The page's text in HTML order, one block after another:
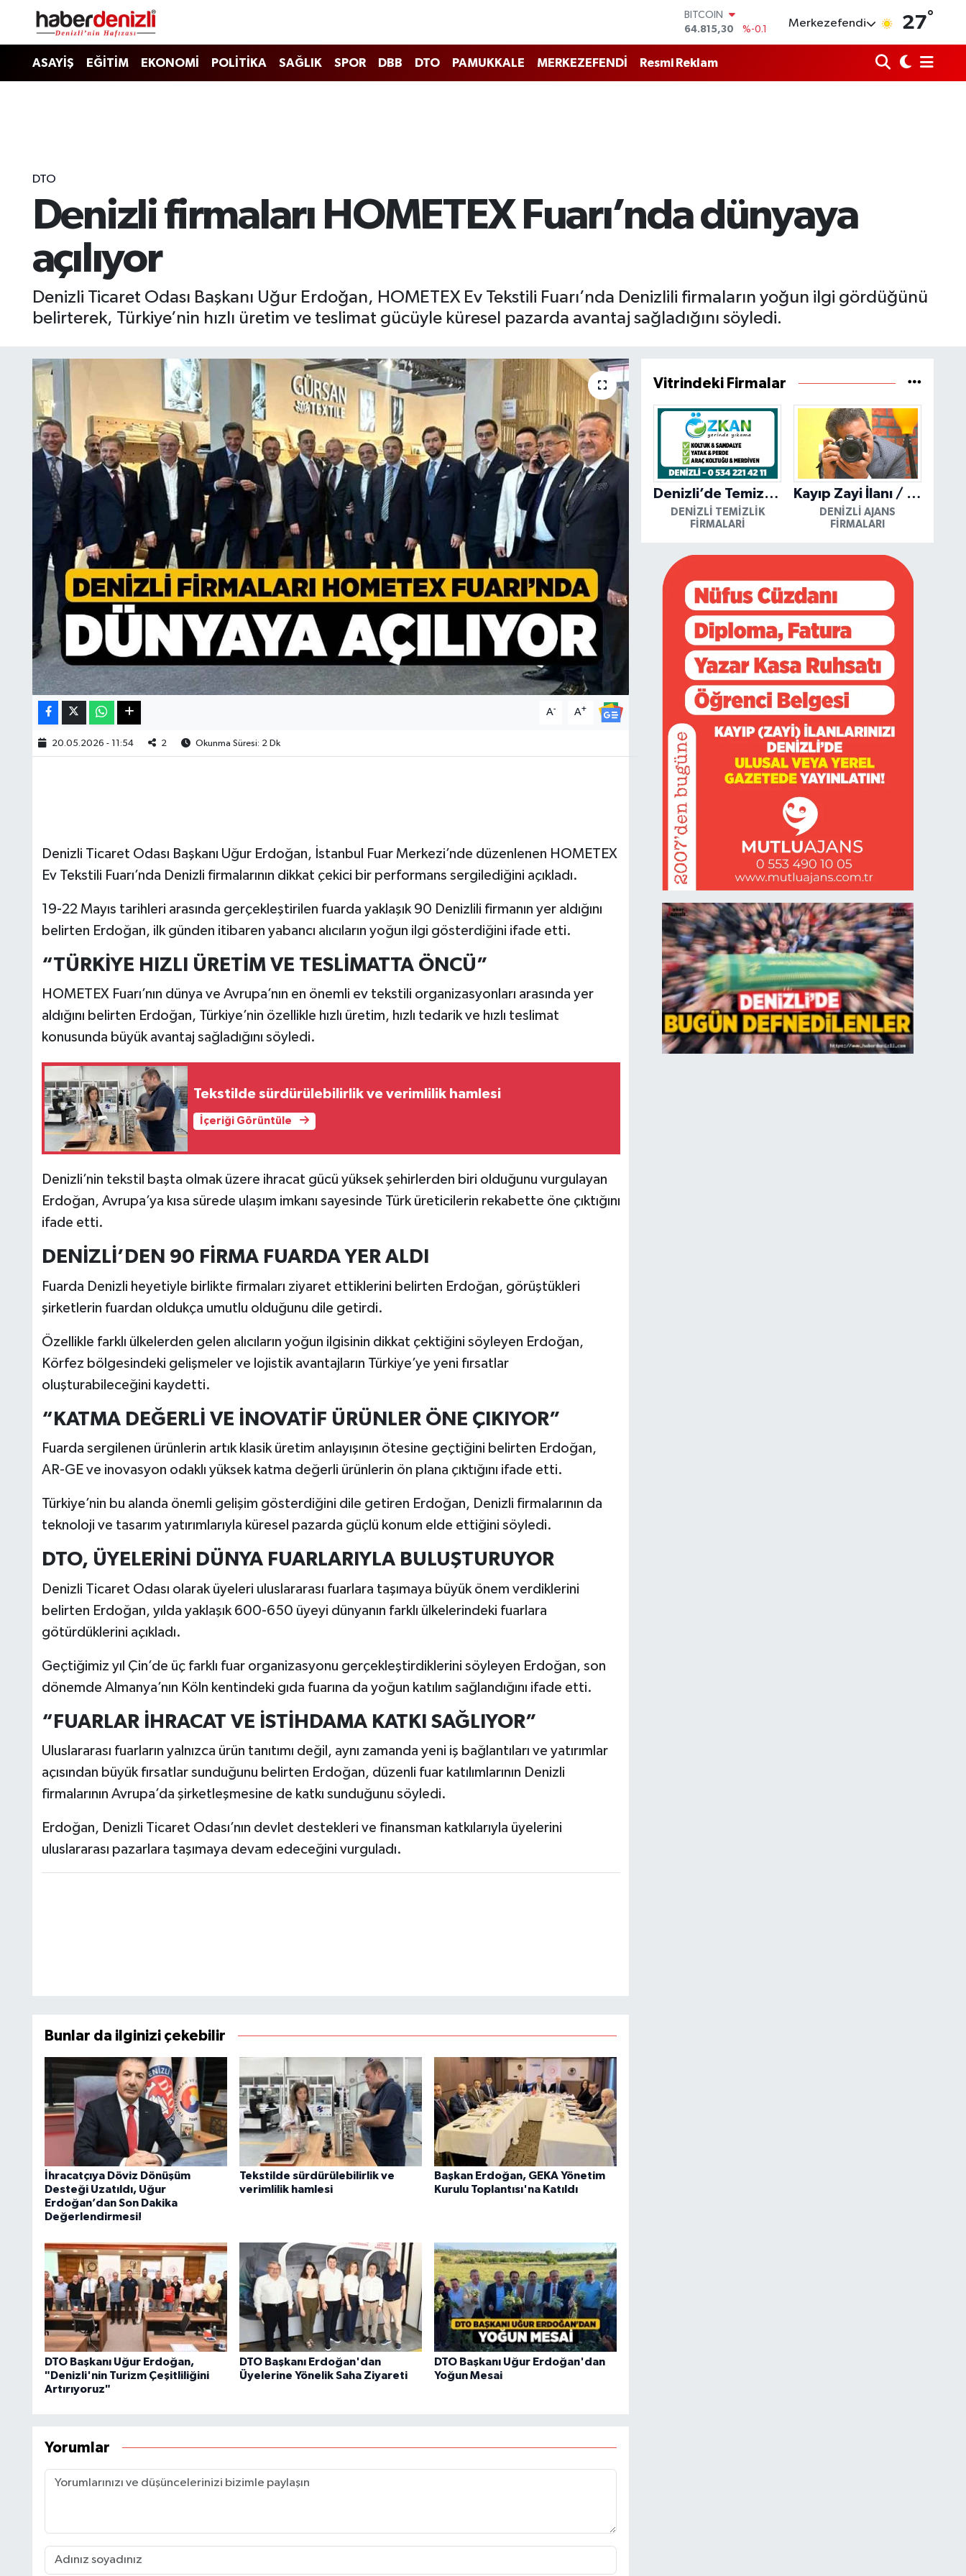
DOLAR
47,7436
%0.18
EURO
55,2510
Merkezefendi 27°
ASAYİŞ EĞİTİM EKONOMİ POLİTİKA SAĞLIK SPOR DBB DTO PAMUKKALE MERKEZEFENDİ Resmi Reklam
DTO
Denizli firmaları HOMETEX Fuarı’nda dünyaya
açılıyor
Denizli Ticaret Odası Başkanı Uğur Erdoğan, HOMETEX Ev Tekstili Fuarı’nda Denizlili firmaların yoğun ilgi gördüğünü
belirterek, Türkiye’nin hızlı üretim ve teslimat gücüyle küresel pazarda avantaj sağladığını söyledi.
A- A+
20.05.2026 - 11:54 2 Okunma Süresi: 2 Dk
Denizli Ticaret Odası Başkanı Uğur Erdoğan, İstanbul Fuar Merkezi’nde düzenlenen HOMETEX
Ev Tekstili Fuarı’nda Denizli firmalarının dikkat çekici bir performans sergilediğini açıkladı.
19-22 Mayıs tarihleri arasında gerçekleştirilen fuarda yaklaşık 90 Denizlili firmanın yer aldığını
belirten Erdoğan, ilk günden itibaren yabancı alıcıların yoğun ilgi gösterdiğini ifade etti.
“TÜRKİYE HIZLI ÜRETİM VE TESLİMATTA ÖNCÜ”
HOMETEX Fuarı’nın dünya ve Avrupa’nın en önemli ev tekstili organizasyonları arasında yer
aldığını belirten Erdoğan, Türkiye’nin özellikle hızlı üretim, hızlı tedarik ve hızlı teslimat
konusunda büyük avantaj sağladığını söyledi.
Tekstilde sürdürülebilirlik ve verimlilik hamlesi
İçeriği Görüntüle
Denizli’nin tekstil başta olmak üzere ihracat gücü yüksek şehirlerden biri olduğunu vurgulayan
Erdoğan, Avrupa’ya kısa sürede ulaşım imkanı sayesinde Türk üreticilerin rekabette öne çıktığını
ifade etti.
DENİZLİ’DEN 90 FİRMA FUARDA YER ALDI
Fuarda Denizli heyetiyle birlikte firmaları ziyaret ettiklerini belirten Erdoğan, görüştükleri
şirketlerin fuardan oldukça umutlu olduğunu dile getirdi.
Özellikle farklı ülkelerden gelen alıcıların yoğun ilgisinin dikkat çektiğini söyleyen Erdoğan,
Körfez bölgesindeki gelişmeler ve lojistik avantajların Türkiye’ye yeni fırsatlar
oluşturabileceğini kaydetti.
“KATMA DEĞERLİ VE İNOVATİF ÜRÜNLER ÖNE ÇIKIYOR”
Fuarda sergilenen ürünlerin artık klasik üretim anlayışının ötesine geçtiğini belirten Erdoğan,
AR-GE ve inovasyon odaklı yüksek katma değerli ürünlerin ön plana çıktığını ifade etti.
Türkiye’nin bu alanda önemli gelişim gösterdiğini dile getiren Erdoğan, Denizli firmalarının da
teknoloji ve tasarım yatırımlarıyla küresel pazarda güçlü konum elde ettiğini söyledi.
DTO, ÜYELERİNİ DÜNYA FUARLARIYLA BULUŞTURUYOR
Denizli Ticaret Odası olarak üyeleri uluslararası fuarlara taşımaya büyük önem verdiklerini
belirten Erdoğan, yılda yaklaşık 600-650 üyeyi dünyanın farklı ülkelerindeki fuarlara
götürdüklerini açıkladı.
Geçtiğimiz yıl Çin’de üç farklı fuar organizasyonu gerçekleştirdiklerini söyleyen Erdoğan, son
dönemde Almanya’nın Köln kentindeki gıda fuarına da yoğun katılım sağlandığını ifade etti.
“FUARLAR İHRACAT VE İSTİHDAMA KATKI SAĞLIYOR”
Uluslararası fuarların yalnızca ürün tanıtımı değil, aynı zamanda yeni iş bağlantıları ve yatırımlar
açısından büyük fırsatlar sunduğunu belirten Erdoğan, düzenli fuar katılımlarının Denizli
firmalarının Avrupa’da şirketleşmesine de katkı sunduğunu söyledi.
Erdoğan, Denizli Ticaret Odası’nın devlet destekleri ve finansman katkılarıyla üyelerini
uluslararası pazarlara taşımaya devam edeceğini vurguladı.
Bunlar da ilginizi çekebilir
İhracatçıya Döviz Dönüşüm
Desteği Uzatıldı, Uğur
Erdoğan’dan Son Dakika
Değerlendirmesi!
Tekstilde sürdürülebilirlik ve
verimlilik hamlesi
Başkan Erdoğan, GEKA Yönetim
Kurulu Toplantısı'na Katıldı
DTO Başkanı Uğur Erdoğan,
"Denizli'nin Turizm Çeşitliliğini
Artırıyoruz"
DTO Başkanı Erdoğan'dan
Üyelerine Yönelik Saha Ziyareti
DTO Başkanı Uğur Erdoğan'dan
Yoğun Mesai
Yorumlar
Vitrindeki Firmalar
Denizli’de Temizliğin Güvenilir Adresi: Özkan Yerinde Yıkama
DENIZLI TEMIZLIK
FIRMALARI
Kayıp Zayi İlanı / Mutlu Ajans / Denizli
DENIZLI AJANS
FIRMALARI
Denizli Nöbetçi Eczaneler
Tüm Manşetler
Haber Arşivi